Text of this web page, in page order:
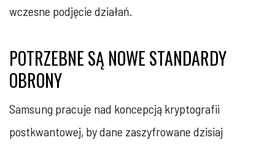
wczesne podjęcie działań.
POTRZEBNE SĄ NOWE STANDARDY
OBRONY
Samsung pracuje nad koncepcją kryptografii
postkwantowej, by dane zaszyfrowane dzisiaj